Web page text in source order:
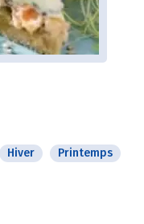
Hiver Printemps